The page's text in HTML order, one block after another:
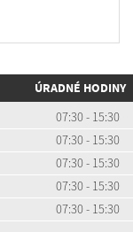
ÚRADNÉ HODINY
07:30 - 15:30
07:30 - 15:30
07:30 - 15:30
07:30 - 15:30
07:30 - 15:30